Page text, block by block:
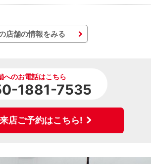
店舗の情報をみる
へのお電話はこちら
1881-7535
店ご予約はこちら!